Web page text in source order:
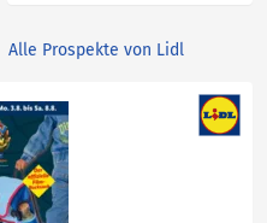
Alle Prospekte von Lidl